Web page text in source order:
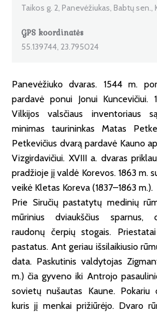
Taikos g. 2, Panevėžiukas, Babtų sen.,
GPS koordinatės
55.139744, 23.795024
Panevėžiuko dvaras. 1544 m.
pardavė ponui Jonui
Vilkijos valsčiaus inventoriaus
minimas taurininkas Matas
Petkevičius dvarą pardavė Kauno
Vizgirdavičiui. XVIII a. dvaras
pradžioje jį valdė Korevos. 1863 m.
veikė Kletas Koreva (1837–1863 m.).
Prie Siručių pastatytų medinių
mūrinius dviaukščius sparnus,
raudonų čerpių stogais.
pastatus. Ant geriau išsilaikiusio
data. Paskutinis valdytojas
m.) čia gyveno iki Antrojo
sovietų nušautas Kaune. Pokariu
kuris jį menkai prižiūrėjo. Dvaro